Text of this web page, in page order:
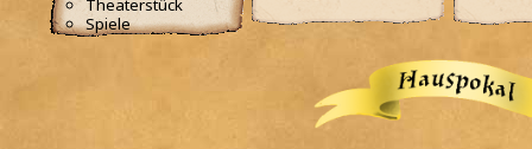
Theaterstück
Spiele